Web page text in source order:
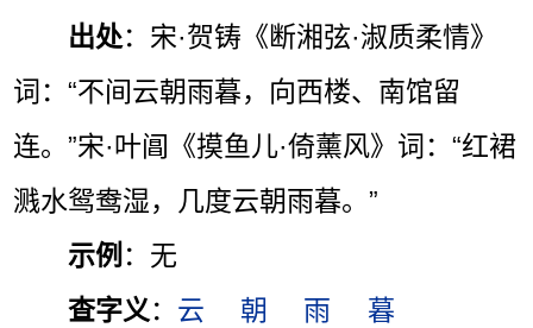
出处：宋·贺铸《断湘弦·淑质柔情》
词：“不间云朝雨暮，向西楼、南馆留
连。”宋·叶阊《摸鱼儿·倚薰风》词：“红裙
溅水鸳鸯湿，几度云朝雨暮。”
示例 ：无
查字义 ： 云 朝 雨 暮